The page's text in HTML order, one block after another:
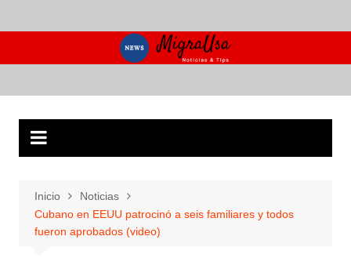
al
Inicio
Noticias
Cubano en EEUU patrocinó a seis familiares y todos
fueron aprobados (video)